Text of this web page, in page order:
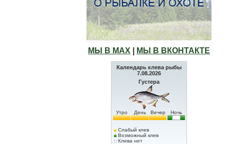
МЫ В МАХ МЫ В ВКОНТАКТЕ
Календарь клева рыбы
7.08.2026
Густера
Утро День Вечер Ночь
Слабый клев
Возможный клев
Клева нет